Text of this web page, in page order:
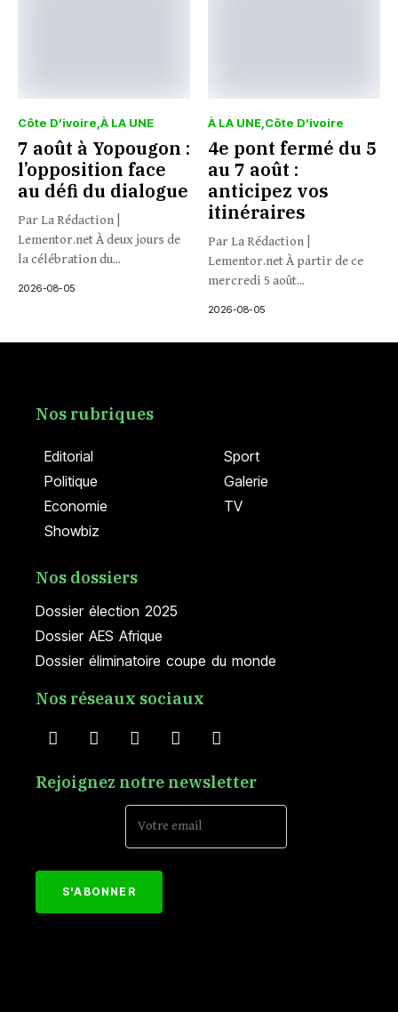
Côte D’ivoire À LA UNE
7 août à Yopougon :
l’opposition face
au défi du dialogue
Par La Rédaction |
Lementor.net À deux jours de
la célébration du...
2026-08-05
À LA UNE Côte D’ivoire
4e pont fermé du 5
au 7 août :
anticipez vos
itinéraires
Par La Rédaction |
Lementor.net À partir de ce
mercredi 5 août...
2026-08-05
Editorial
Politique
Economie
Showbiz
Sport
Galerie
TV
Nos rubriques
Dossier élection 2025
Dossier AES Afrique
Dossier éliminatoire coupe du monde
Nos dossiers
Nos réseaux sociaux
Rejoignez notre newsletter